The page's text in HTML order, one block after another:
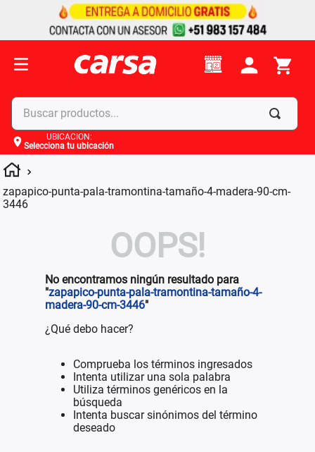
Buscar productos...
UBICACIÓN:
Selecciona tu ubicación
zapapico-punta-pala-tramontina-tamaño-4-madera-90-cm-
3446
OOPS!
No encontramos ningún resultado para
"zapapico-punta-pala-tramontina-tamaño-4-
madera-90-cm-3446"
¿Qué debo hacer?
Comprueba los términos ingresados
Intenta utilizar una sola palabra
Utiliza términos genéricos en la
búsqueda
Intenta buscar sinónimos del término
deseado
Términos más buscados
2.
moto